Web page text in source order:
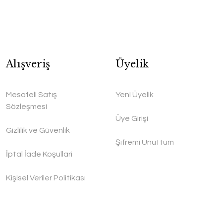
Alışveriş
Mesafeli Satış
Sözleşmesi
Gizlilik ve Güvenlik
İptal İade Koşullari
Kişisel Veriler Politikası
Üyelik
Yeni Üyelik
Üye Girişi
Şifremi Unuttum